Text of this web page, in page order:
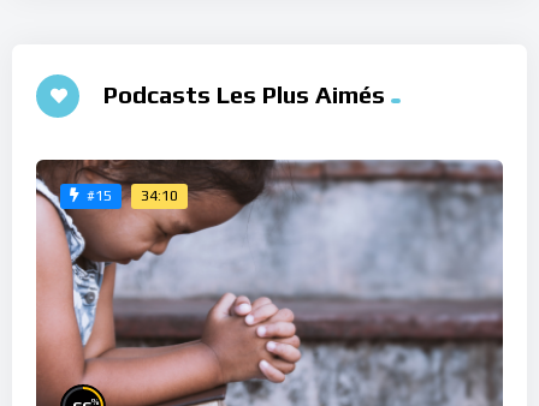
Podcasts Les Plus Aimés
#15 34:10
%